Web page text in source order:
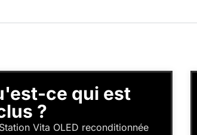
ce qui est
?
Vita OLED reconditionnée